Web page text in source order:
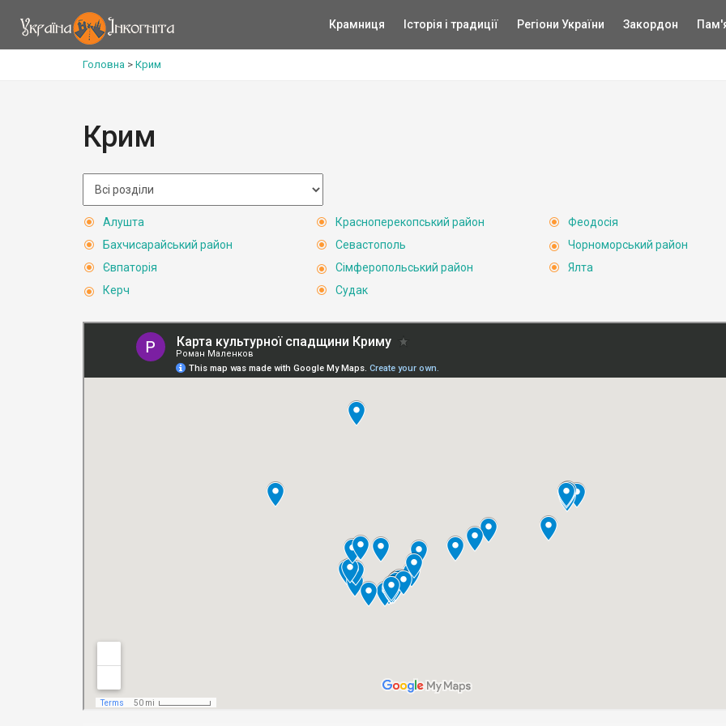
Крамниця Історія і традиції Регіони України Закордон
Головна > Крим
Крим
Алушта
Бахчисарайський район
Євпаторія
Керч
Красноперекопський район
Севастополь
Сімферопольський район
Судак
Феодосія
Чорноморський район
Ялта